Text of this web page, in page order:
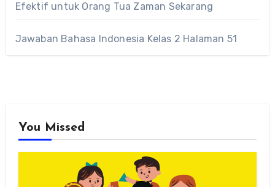
Efektif untuk Orang Tua Zaman Sekarang
Jawaban Bahasa Indonesia Kelas 2 Halaman 51
You Missed